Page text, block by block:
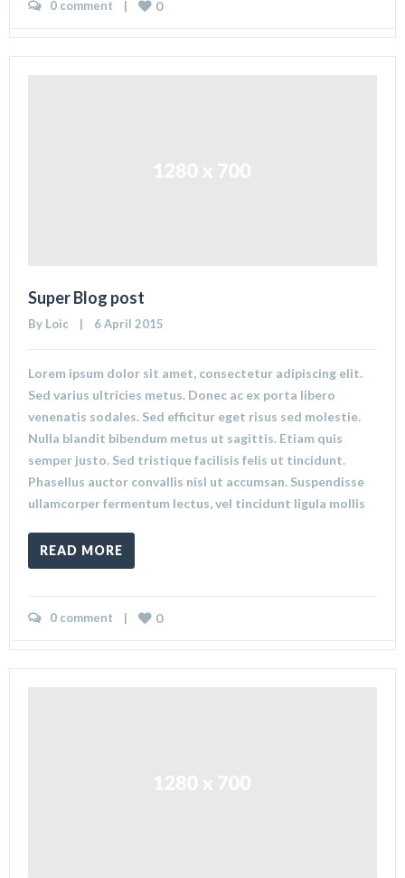
0 comment
    |
0
Super Blog post
By Loic
    |    6 April 2015
Lorem ipsum dolor sit amet, consectetur adipiscing elit.
Sed varius ultricies metus. Donec ac ex porta libero
venenatis sodales. Sed efficitur eget risus sed molestie.
Nulla blandit bibendum metus ut sagittis. Etiam quis
semper justo. Sed tristique facilisis felis ut tincidunt.
Phasellus auctor convallis nisl ut accumsan. Suspendisse
ullamcorper fermentum lectus, vel tincidunt ligula mollis
READ MORE
0 comment
    |
0